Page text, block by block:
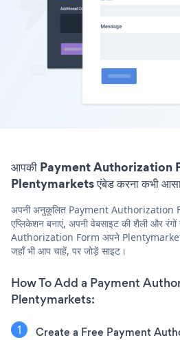
आपकी Payment Authorization
Plentymarkets एंबेड करना कभी
अपनी अनुकूलित Payment Authorization
एप्लिकेशन बनाएं, अपनी वेबसाइट की शैली और
Authorization Form अपने Plentymarkets
जहाँ भी आप चाहें, पर जोड़ें साइट।
How To Add a Payment
Plentymarkets:
Create a Free Payment